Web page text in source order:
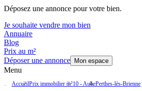
Déposez une annonce pour votre bien.
Je souhaite vendre mon bien
Annuaire
Blog
Prix au m²
Déposer une annonce
Mon espace
Menu
AccueilPrix immobilier m²10 - AubePerthes-lès-Brienne